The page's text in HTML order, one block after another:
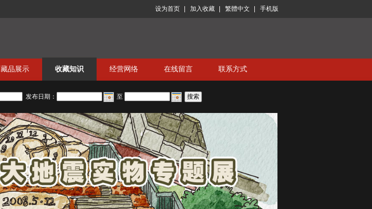
手机版
繁體中文
加入收藏
设为首页
藏品展示 收藏知识 经营网络 在线留言 联系方式
发布日期： 至